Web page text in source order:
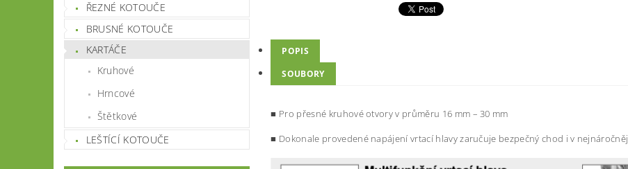
ŘEZNÉ KOTOUČE
BRUSNÉ KOTOUČE
KARTÁČE
Kruhové
Hrncové
Štětkové
LEŠTÍCÍ KOTOUČE
POPIS
SOUBORY
■ Pro přesné kruhové otvory v průměru 16 mm – 30 mm
■ Dokonale provedené napájení vrtací hlavy zaručuje bezpečný chod i v